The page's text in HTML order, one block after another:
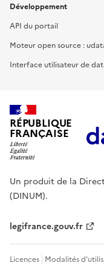
Développement
API du portail
Moteur open source :
Interface utilisateur de
RÉPUBLIQUE
FRANÇAISE
Un produit de la
(DINUM).
legifrance.gouv.fr
Licences Modalités